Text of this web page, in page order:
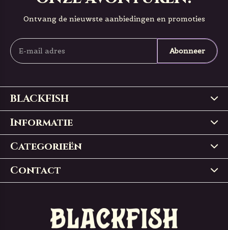
Ontvang de nieuwste aanbiedingen en promoties
Abonneer
BLACKFISH
Informatie
Categorieën
Contact